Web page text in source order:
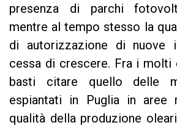
presenza di parchi
mentre al tempo stesso la
di autorizzazione di nuove
cessa di crescere. Fra i molti
basti citare quello delle
espiantati in Puglia in aree
qualità della produzione